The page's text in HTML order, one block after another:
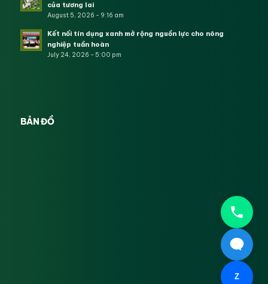
của tương lai
August 5, 2026 - 9:16 am
Kết nối tín dụng xanh mở rộng nguồn lực cho nông
nghiệp tuần hoàn
July 24, 2026 - 5:00 pm
BẢN ĐỒ
Z